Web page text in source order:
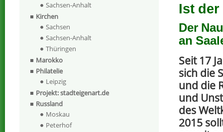
Ist der
Der
an
Seit 17
sich die
und die
und
des
2015
Sachsen-Anhalt
Kirchen
Sachsen
Sachsen-Anhalt
Thüringen
Marokko
Philatelie
Leipzig
Projekt: stadteigenart.de
Russland
Moskau
Peterhof